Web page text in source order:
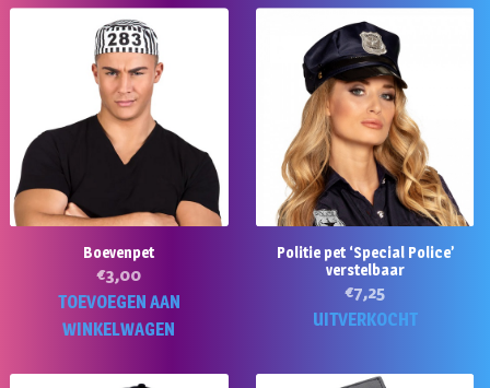
Boevenpet
€3,00
TOEVOEGEN AAN
WINKELWAGEN
Politie pet ‘Special Police’
verstelbaar
€7,25
UITVERKOCHT